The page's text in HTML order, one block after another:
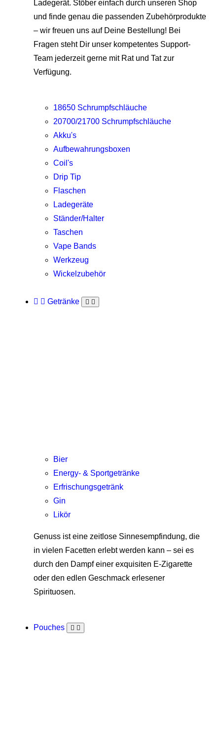
Ladegerät. Stöber einfach durch unseren Shop
und finde genau die passenden Zubehörprodukte
– wir freuen uns auf Deine Bestellung! Bei
Fragen steht Dir unser kompetentes Support-
Team jederzeit gerne mit Rat und Tat zur
Verfügung.
18650 Schrumpfschläuche
20700/21700 Schrumpfschläuche
Akku's
Aufbewahrungsboxen
Coil's
Drip Tip
Flaschen
Ladegeräte
Ständer/Halter
Taschen
Vape Bands
Werkzeug
Wickelzubehör
Getränke
Bier
Energy- & Sportgetränke
Erfrischungsgetränk
Gin
Likör
Genuss ist eine zeitlose Sinnesempfindung, die
in vielen Facetten erlebt werden kann – sei es
durch den Dampf einer exquisiten E-Zigarette
oder den edlen Geschmack erlesener
Spirituosen.
Pouches